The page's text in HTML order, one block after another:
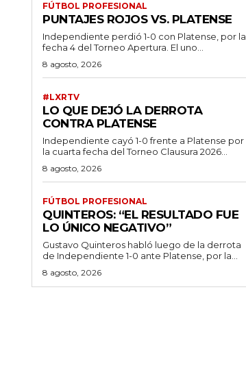
FÚTBOL PROFESIONAL
PUNTAJES ROJOS VS. PLATENSE
Independiente perdió 1-0 con Platense, por la
fecha 4 del Torneo Apertura. El uno...
8 agosto, 2026
#LXRTV
LO QUE DEJÓ LA DERROTA
CONTRA PLATENSE
Independiente cayó 1-0 frente a Platense por
la cuarta fecha del Torneo Clausura 2026...
8 agosto, 2026
FÚTBOL PROFESIONAL
QUINTEROS: “EL RESULTADO FUE
LO ÚNICO NEGATIVO”
Gustavo Quinteros habló luego de la derrota
de Independiente 1-0 ante Platense, por la...
8 agosto, 2026